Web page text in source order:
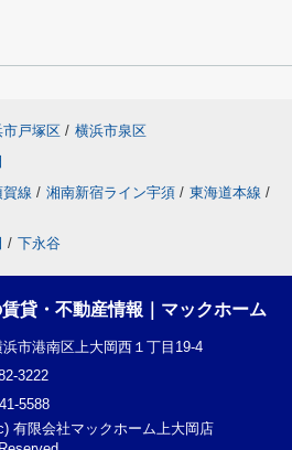
市戸塚区 / 横浜市泉区
線 / 湘南新宿ライン宇須 / 東海道本線 /
/ 下永谷
賃貸・不動産情報｜マックホーム
市港南区上大岡西１丁目19-4
3222
5588
有限会社マックホーム上大岡店